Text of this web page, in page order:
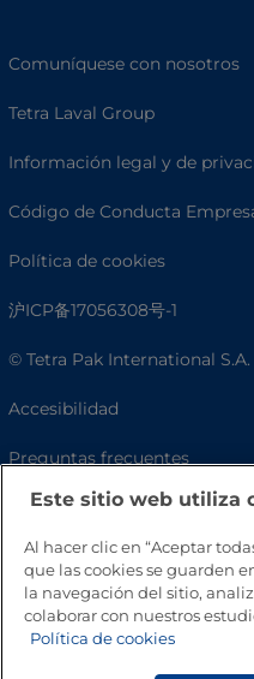
Comuníquese con nosotros
Tetra Laval Group
Información legal y de
Código de Conducta
Política de cookies
沪ICP备17056308号-1
© Tetra Pak International S.A.
Accesibilidad
Preguntas frecuentes
Este sitio web utiliza
Al hacer clic en “Aceptar
que las cookies se guarden
la navegación del sitio,
colaborar con nuestros
Política de cookies